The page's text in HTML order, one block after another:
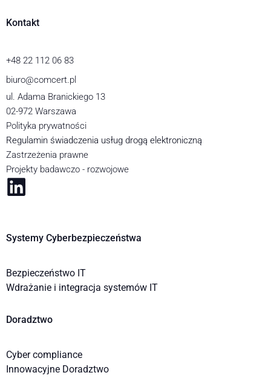
Kontakt
+48 22 112 06 83
biuro@comcert.pl
ul. Adama Branickiego 13
02-972 Warszawa
Polityka prywatności
Regulamin świadczenia usług drogą elektroniczną
Zastrzeżenia prawne
Projekty badawczo - rozwojowe
Systemy Cyberbezpieczeństwa
Bezpieczeństwo IT
Wdrażanie i integracja systemów IT
Doradztwo
Cyber compliance
Innowacyjne Doradztwo